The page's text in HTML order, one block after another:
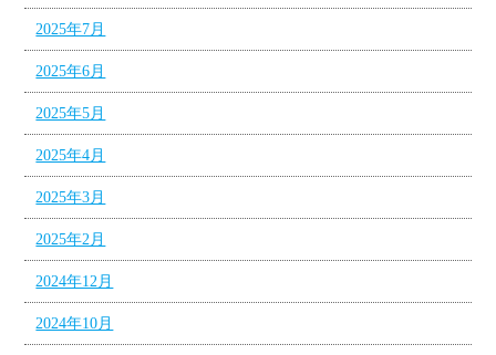
2025年7月
2025年6月
2025年5月
2025年4月
2025年3月
2025年2月
2024年12月
2024年10月